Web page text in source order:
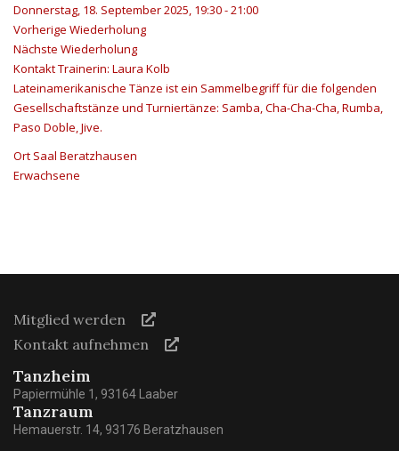
Donnerstag, 18. September 2025, 19:30 - 21:00
Vorherige Wiederholung
Nächste Wiederholung
KontaktTrainerin: Laura Kolb
Lateinamerikanische Tänze ist ein Sammelbegriff für die folgenden
Gesellschaftstänze und Turniertänze: Samba, Cha-Cha-Cha, Rumba,
Paso Doble, Jive.
Ort Saal Beratzhausen
Erwachsene
Mitglied werden
Kontakt aufnehmen
Tanzheim
Papiermühle 1, 93164 Laaber
Tanzraum
Hemauerstr. 14, 93176 Beratzhausen